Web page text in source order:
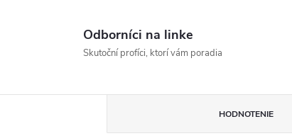
Odborníci na linke
Skutoční profíci, ktorí vám poradia
HODNOTENIE